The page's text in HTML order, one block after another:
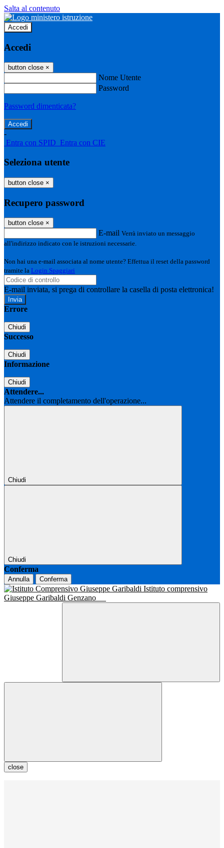
Salta al contenuto
Accedi
Accedi
button close ×
Nome Utente
Password
Password dimenticata?
-
Entra con SPID Entra con CIE
Seleziona utente
button close ×
Recupero password
button close ×
E-mail Verrà inviato un messaggio
all'indirizzo indicato con le istruzioni necessarie.
Non hai una e-mail associata al nome utente? Effettua il reset della password
tramite la Login Spaggiari
E-mail inviata, si prega di controllare la casella di posta elettronica!
Errore
Chiudi
Successo
Chiudi
Informazione
Chiudi
Attendere...
Attendere il completamento dell'operazione...
Chiudi
Chiudi
Conferma
Annulla Conferma
Istituto comprensivo
Giuseppe Garibaldi Genzano
close